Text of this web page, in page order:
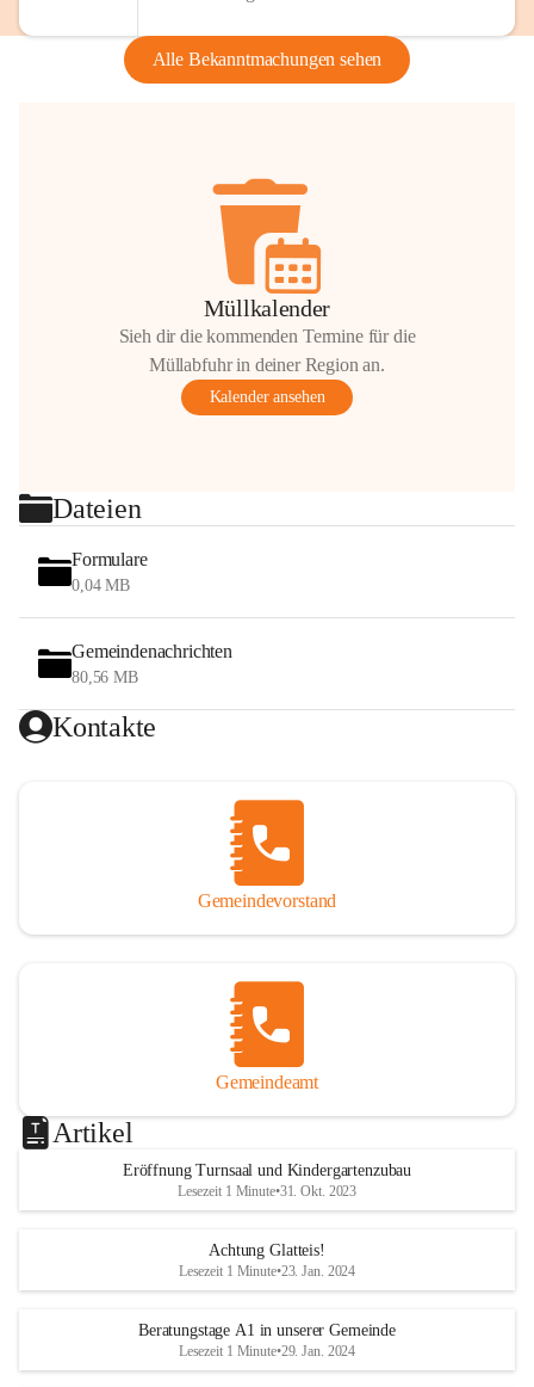
Alle Bekanntmachungen sehen
Müllkalender
Sieh dir die kommenden Termine für die
Müllabfuhr in deiner Region an.
Kalender ansehen
Dateien
Formulare
0,04 MB
Gemeindenachrichten
80,56 MB
Kontakte
Gemeindevorstand
Gemeindeamt
Artikel
Eröffnung Turnsaal und Kindergartenzubau
Lesezeit 1 Minute•31. Okt. 2023
Achtung Glatteis!
Lesezeit 1 Minute•23. Jan. 2024
Beratungstage A1 in unserer Gemeinde
Lesezeit 1 Minute•29. Jan. 2024